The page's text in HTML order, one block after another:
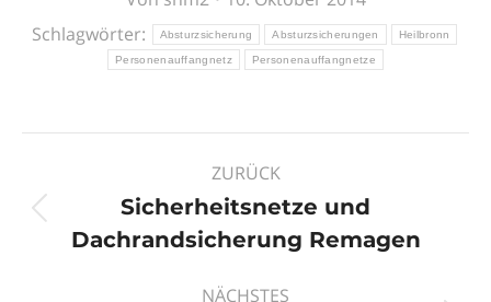
Schlagwörter:
Absturzsicherung Absturzsicherungen Heilbronn
Personenauffangnetz Personenauffangnetze
Kommentarnavigation
ZURÜCK
Vorheriger
Beitrag:
Sicherheitsnetze und
Dachrandsicherung Remagen
NÄCHSTES